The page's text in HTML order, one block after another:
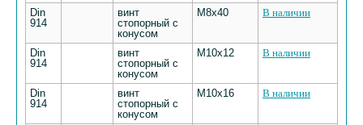
Din
914
винт
стопорный с
конусом
М8х40 В наличии
Din
914
винт
стопорный с
конусом
М10х12 В наличии
Din
914
винт
стопорный с
конусом
М10х16 В наличии